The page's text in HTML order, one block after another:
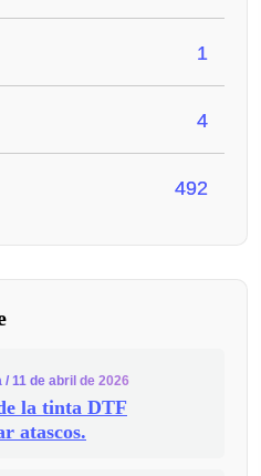
1
4
492
/ 11 de abril de 2026
la tinta DTF
atascos.